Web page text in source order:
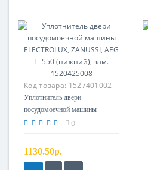
Код товара: 1527401002
Уплотнитель двери
посудомоечной машины
ELECTROLUX, ZANUSSI,
0
1130.50р.